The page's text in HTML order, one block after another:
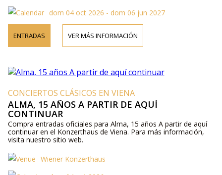
dom 04 oct 2026 - dom 06 jun 2027
ENTRADAS VER MÁS INFORMACIÓN
CONCIERTOS CLÁSICOS EN VIENA
ALMA, 15 AÑOS A PARTIR DE AQUÍ
CONTINUAR
Compra entradas oficiales para Alma, 15 años A partir de aquí
continuar en el Konzerthaus de Viena. Para más información,
visita nuestro sitio web.
Wiener Konzerthaus